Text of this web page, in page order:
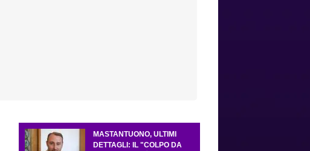
MASTANTUONO, ULTIMI
DETTAGLI: IL "COLPO DA